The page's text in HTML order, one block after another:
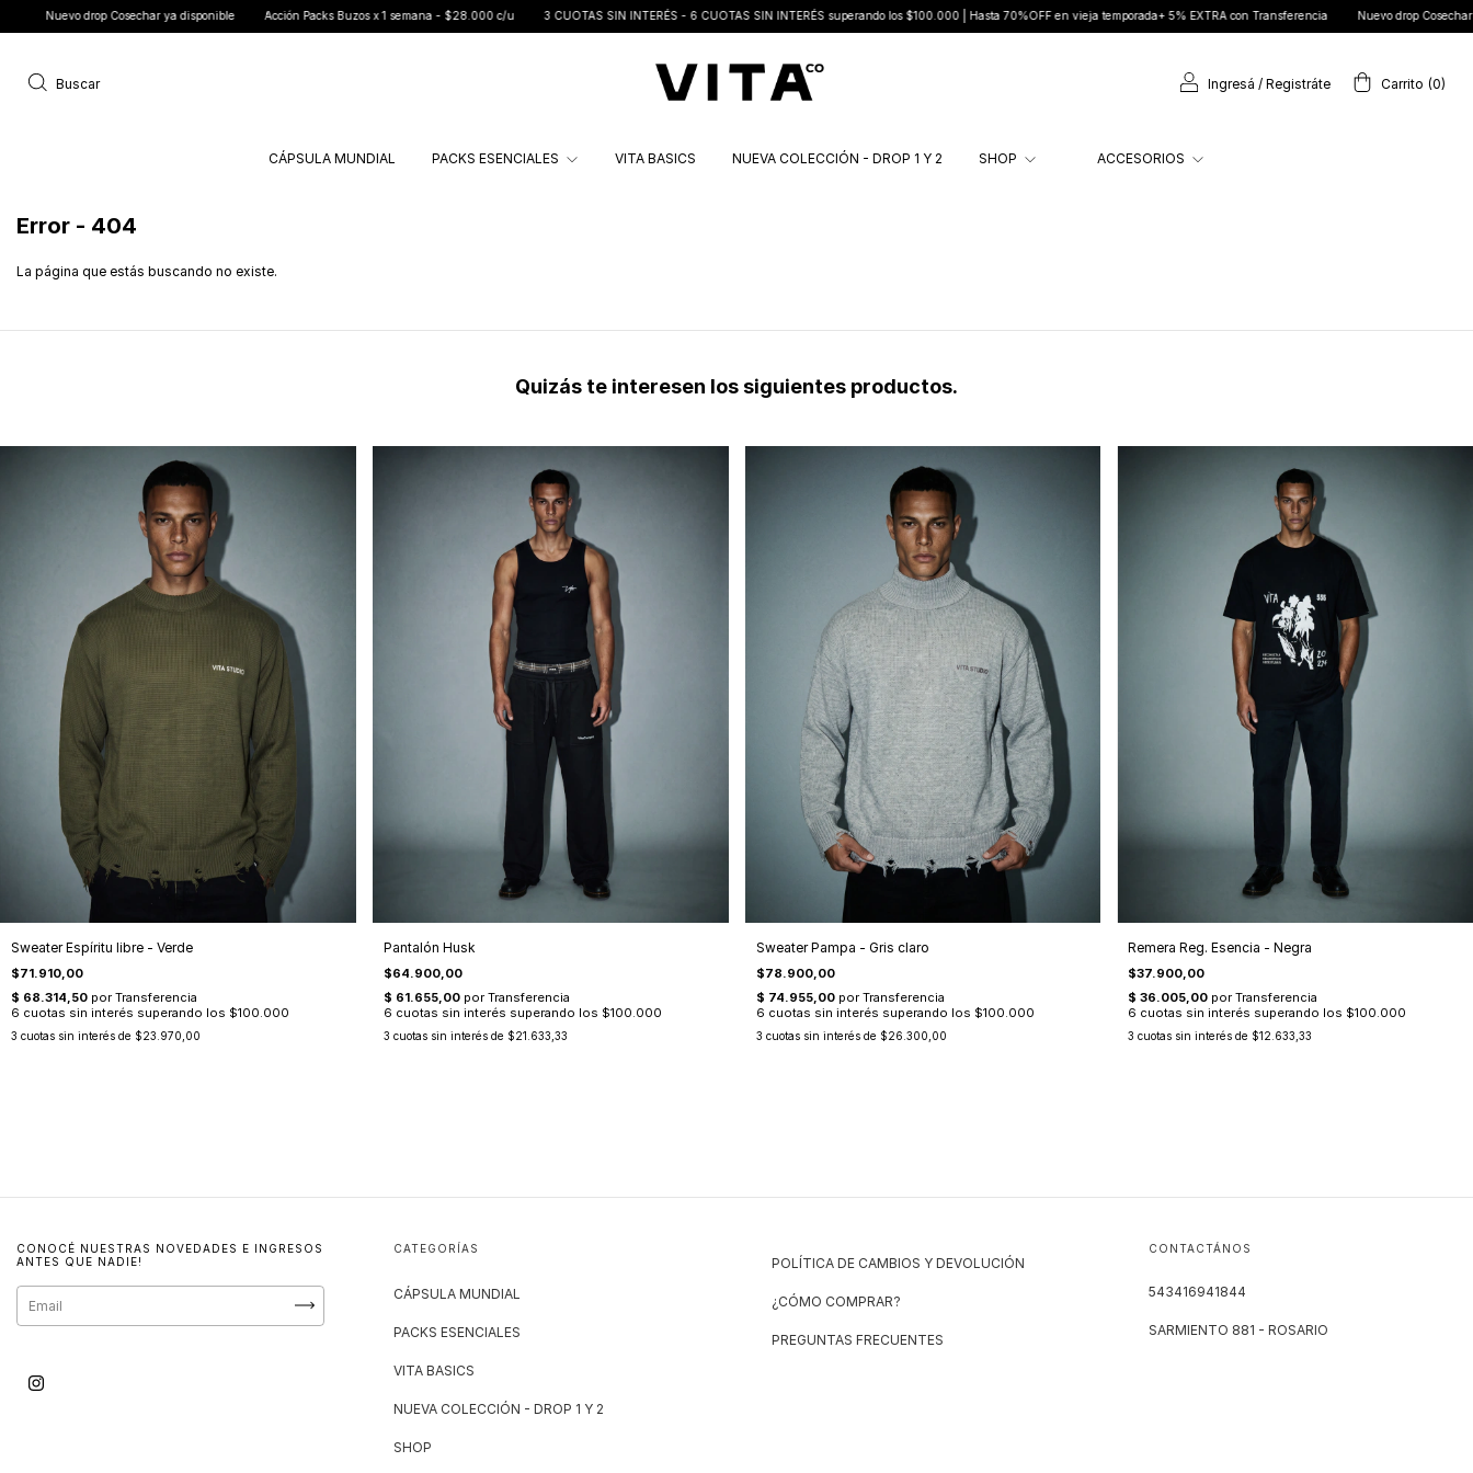
drop Cosechar ya disponible Acción Packs Buzos x 1 semana - $28.000 c/u 3 CUOTAS SIN INTERÉS - 6 CUOTAS SIN INTERÉS superando los $100.000 | Hasta 70%OFF en vieja temporada+ 5% EXTRA con Transferencia Nuevo drop Cosechar ya
Buscar Ingresá / Registráte Carrito (0)
CÁPSULA MUNDIAL PACKS ESENCIALES VITA BASICS NUEVA COLECCIÓN - DROP 1 Y 2 SHOP ACCESORIOS
Error - 404
La página que estás buscando no existe.
Quizás te interesen los siguientes productos.
Sweater Espíritu libre - Verde
$71.910,00
3 cuotas sin interés de $23.970,00
Pantalón Husk
$64.900,00
3 cuotas sin interés de $21.633,33
Sweater Pampa - Gris claro
$78.900,00
3 cuotas sin interés de $26.300,00
Remera Reg. Esencia - Negra
$37.900,00
3 cuotas sin interés de $12.633,33
CONOCÉ NUESTRAS NOVEDADES E INGRESOS
ANTES QUE NADIE!
CATEGORÍAS
CÁPSULA MUNDIAL
PACKS ESENCIALES
VITA BASICS
NUEVA COLECCIÓN - DROP 1 Y 2
SHOP
POLÍTICA DE CAMBIOS Y DEVOLUCIÓN
¿CÓMO COMPRAR?
PREGUNTAS FRECUENTES
CONTACTÁNOS
543416941844
SARMIENTO 881 - ROSARIO